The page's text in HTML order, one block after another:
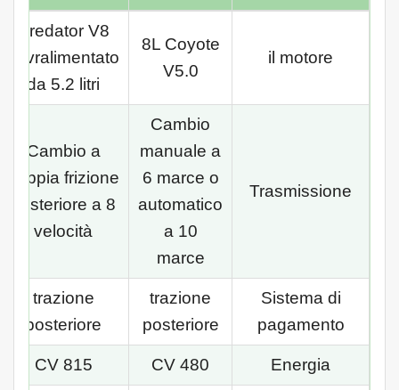
il motore
8L Coyote
V5.0
Predator V8
sovralimentato
da 5.2 litri
Trasmissione
Cambio
manuale a
6 marce o
automatico
a 10
marce
Cambio a
doppia frizione
posteriore a 8
velocità
Sistema di
pagamento
trazione
posteriore
trazione
posteriore
Energia
480 CV
815 CV